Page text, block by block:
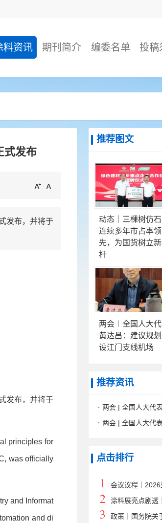
料资讯 期刊简介 编委名单 投稿
式发布
发布，并将于
发布，并将于
principles for
was officially
and Informat
and di
推荐图文
动态｜三棵树仿
连续多年市占率领
先，为国货树立
杆
两会︱全国人大
黄达昌：建议规
设江门支线机场
推荐资讯
两会 | 全国人大代
两会 | 全国人大代
点击排行
1
会议议程｜
大会 2026 Asia-
ustry Development
2
涂料展亮点剧透
赛落地！沉浸式艺
3
政策｜国务院关